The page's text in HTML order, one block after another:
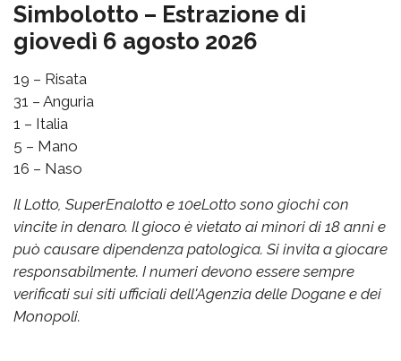
Simbolotto – Estrazione di
giovedì 6 agosto 2026
19 – Risata
31 – Anguria
1 – Italia
5 – Mano
16 – Naso
Il Lotto, SuperEnalotto e 10eLotto sono giochi con
vincite in denaro. Il gioco è vietato ai minori di 18 anni e
può causare dipendenza patologica. Si invita a giocare
responsabilmente. I numeri devono essere sempre
verificati sui siti ufficiali dell'Agenzia delle Dogane e dei
Monopoli.